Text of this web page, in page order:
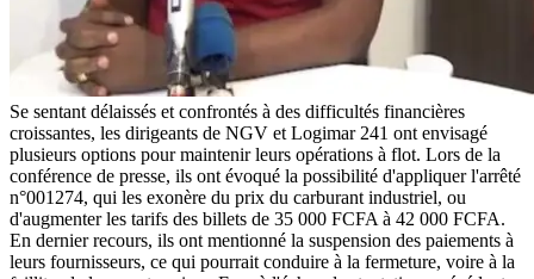
Se sentant délaissés et confrontés à des difficultés financières
croissantes, les dirigeants de NGV et Logimar 241 ont envisagé
plusieurs options pour maintenir leurs opérations à flot. Lors de la
conférence de presse, ils ont évoqué la possibilité d'appliquer l'arrêté
n°001274, qui les exonère du prix du carburant industriel, ou
d'augmenter les tarifs des billets de 35 000 FCFA à 42 000 FCFA.
En dernier recours, ils ont mentionné la suspension des paiements à
leurs fournisseurs, ce qui pourrait conduire à la fermeture, voire à la